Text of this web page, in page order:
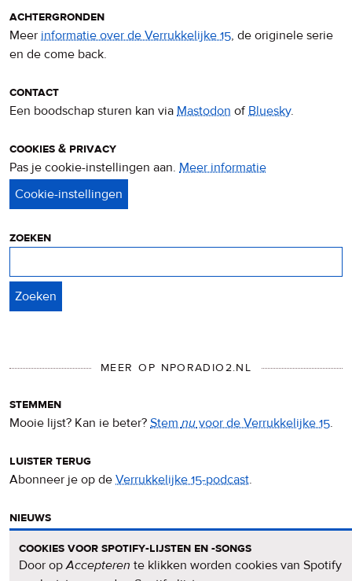
achtergronden
Meer informatie over de Verrukkelijke 15, de originele serie
en de come back.
contact
Een boodschap sturen kan via Mastodon of Bluesky.
cookies & privacy
Pas je cookie-instellingen aan. Meer informatie
zoeken
MEER OP NPORADIO2.NL
stemmen
Mooie lijst? Kan ie beter? Stem nu voor de Verrukkelijke 15.
luister terug
Abonneer je op de Verrukkelijke 15-podcast.
nieuws
HetVerrukkelijke 15-nieuwsop de NPO Radio 2-website.
nieuwsbrief
cookies voor spotify-lijsten en -songs
Door opAccepteren te klikken worden cookies van Spotify